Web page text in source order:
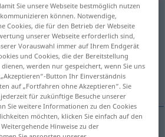
anklicken/antippen)
Sie unsere Webseite bestmöglich nutzen
können. Notwendige,
Cookies, die für den Betrieb der Webseite
unserer Webseite erforderlich sind,
Vorauswahl immer auf Ihrem Endgerät
und Cookies, die der Bereitstellung
werden nur gespeichert, wenn Sie uns
Button Ihr Einverständnis
auf „Fortfahren ohne Akzeptieren“. Sie
für zukünftige Besuche unserer
Sie weitere Informationen zu den Cookies
möchten, klicken Sie einfach auf den
Hinweise zu der